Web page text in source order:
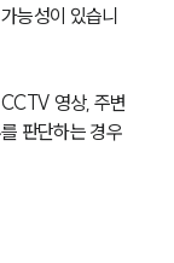
능성이 있습니
영상, 주변
판단하는 경우